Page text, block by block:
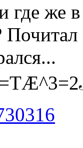
где же